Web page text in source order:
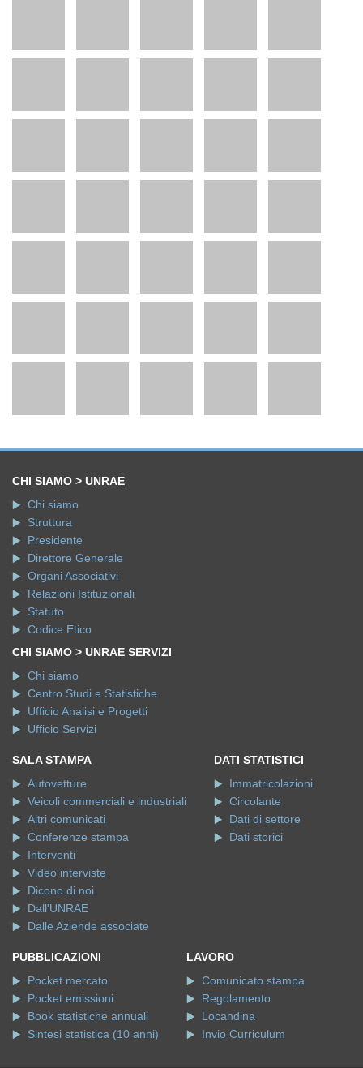
CHI SIAMO > UNRAE
Chi siamo
Struttura
Presidente
Direttore Generale
Organi Associativi
Relazioni Istituzionali
Statuto
Codice Etico
CHI SIAMO > UNRAE SERVIZI
Chi siamo
Centro Studi e Statistiche
Ufficio Analisi e Progetti
Ufficio Servizi
SALA STAMPA
Autovetture
Veicoli commerciali e industriali
Altri comunicati
Conferenze stampa
Interventi
Video interviste
Dicono di noi
Dall'UNRAE
Dalle Aziende associate
DATI STATISTICI
Immatricolazioni
Circolante
Dati di settore
Dati storici
PUBBLICAZIONI
Pocket mercato
Pocket emissioni
Book statistiche annuali
Sintesi statistica (10 anni)
LAVORO
Comunicato stampa
Regolamento
Locandina
Invio Curriculum